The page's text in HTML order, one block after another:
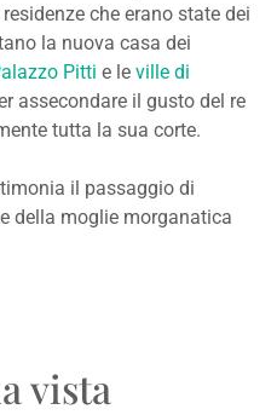
che erano state dei
la nuova casa dei
Pitti e le ville di
assecondare il gusto del re
tutta la sua corte.
il passaggio di
della moglie morganatica
vista